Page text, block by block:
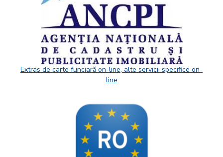
Extras de carte funciară on-line, alte servicii specifice on-
line